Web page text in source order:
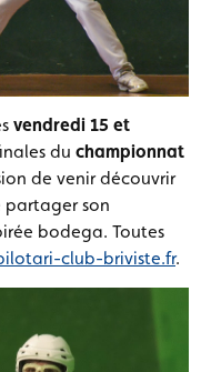
vendredi 15 et
du championnat
de venir découvrir
son
bodega. Toutes
club-briviste.fr.